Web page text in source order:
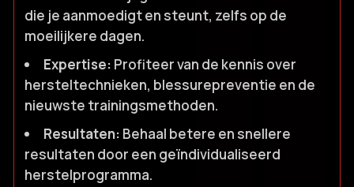
die je aanmoedigt en steunt, zelfs op de
moeilijkere dagen.​
Expertise: Profiteer van de kennis over
hersteltechnieken, blessurepreventie en de
nieuwste trainingsmethoden.​
Resultaten: Behaal betere en snellere
resultaten door een geïndividualiseerd
herstelprogramma.​